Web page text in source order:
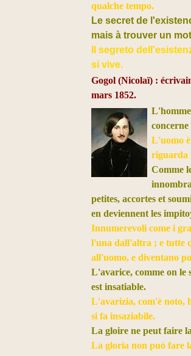
qualche tempo.
Le secret de
mais à trouver un
Il segreto
si vive.
Gogol (Nicolaï) :
mars 1852.
concerne
L'uomo
riguarda
Comme
petites, accortes et
en deviennent les
Innumerevoli come i
l'una dall'altra ; e tutte
all'uomo, e diventano
L'avarice, comme on le
est insatiable.
L'avarizia, com'è noto,
si fa insaziabile.
La gloire ne peut faire
La gloria non può fare